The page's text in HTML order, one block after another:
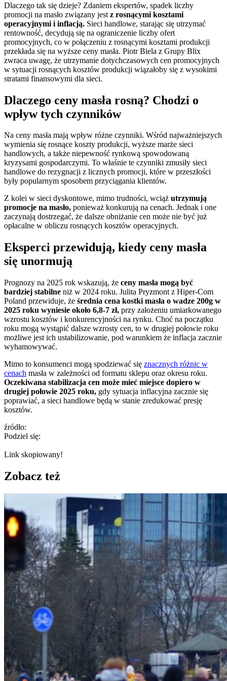
Dlaczego tak się dzieje? Zdaniem ekspertów, spadek liczby
promocji na masło związany jest z rosnącymi kosztami
operacyjnymi i inflacją. Sieci handlowe, starając się utrzymać
rentowność, decydują się na ograniczenie liczby ofert
promocyjnych, co w połączeniu z rosnącymi kosztami produkcji
przekłada się na wyższe ceny masła. Piotr Biela z Grupy Blix
zwraca uwagę, że utrzymanie dotychczasowych cen promocyjnych
w sytuacji rosnących kosztów produkcji wiązałoby się z wysokimi
stratami finansowymi dla sieci.
Dlaczego ceny masła rosną? Chodzi o
wpływ tych czynników
Na ceny masła mają wpływ różne czynniki. Wśród najważniejszych
wymienia się rosnące koszty produkcji, wyższe marże sieci
handlowych, a także niepewność rynkową spowodowaną
kryzysami gospodarczymi. To właśnie te czynniki zmusiły sieci
handlowe do rezygnacji z licznych promocji, które w przeszłości
były popularnym sposobem przyciągania klientów.
Z kolei w sieci dyskontowe, mimo trudności, wciąż utrzymują
promocje na masło, ponieważ konkurują na cenach. Jednak i one
zaczynają dostrzegać, że dalsze obniżanie cen może nie być już
opłacalne w obliczu rosnących kosztów operacyjnych.
Eksperci przewidują, kiedy ceny masła
się unormują
Prognozy na 2025 rok wskazują, że ceny masła mogą być
bardziej stabilne niż w 2024 roku. Julita Pryzmont z Hiper-Com
Poland przewiduje, że średnia cena kostki masła o wadze 200g w
2025 roku wyniesie około 6,8-7 zł, przy założeniu umiarkowanego
wzrostu kosztów i konkurencyjności na rynku. Choć na początku
roku mogą wystąpić dalsze wzrosty cen, to w drugiej połowie roku
możliwe jest ich ustabilizowanie, pod warunkiem że inflacja zacznie
wyhamowywać.
Mimo to konsumenci mogą spodziewać się znacznych różnic w
cenach masła w zależności od formatu sklepu oraz okresu roku.
Oczekiwana stabilizacja cen może mieć miejsce dopiero w
drugiej połowie 2025 roku, gdy sytuacja inflacyjna zacznie się
poprawiać, a sieci handlowe będą w stanie zredukować presję
kosztów.
źródło:
Podziel się:
Link skopiowany!
Zobacz też